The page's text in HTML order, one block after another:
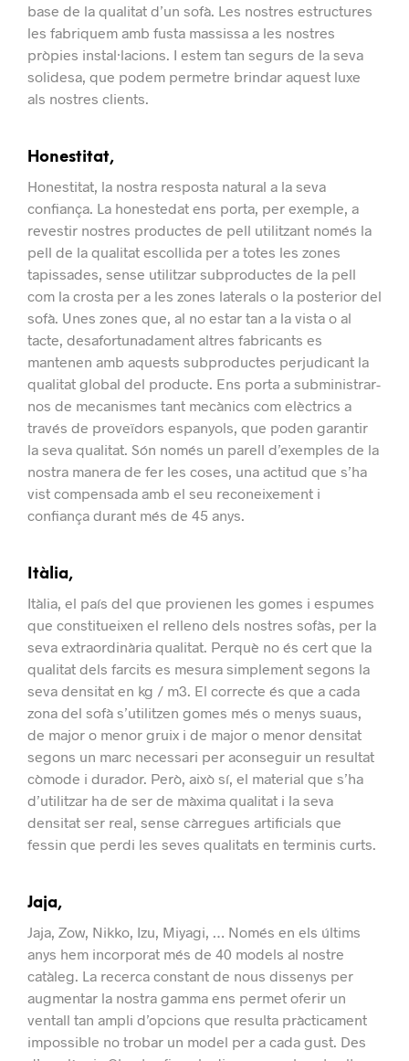
base de la qualitat d’un sofà. Les nostres estructures
les fabriquem amb fusta massissa a les nostres
pròpies instal·lacions. I estem tan segurs de la seva
solidesa, que podem permetre brindar aquest luxe
als nostres clients.
Honestitat,
Honestitat, la nostra resposta natural a la seva
confiança. La honestedat ens porta, per exemple, a
revestir nostres productes de pell utilitzant només la
pell de la qualitat escollida per a totes les zones
tapissades, sense utilitzar subproductes de la pell
com la crosta per a les zones laterals o la posterior del
sofà. Unes zones que, al no estar tan a la vista o al
tacte, desafortunadament altres fabricants es
mantenen amb aquests subproductes perjudicant la
qualitat global del producte. Ens porta a subministrar-
nos de mecanismes tant mecànics com elèctrics a
través de proveïdors espanyols, que poden garantir
la seva qualitat. Són només un parell d’exemples de la
nostra manera de fer les coses, una actitud que s’ha
vist compensada amb el seu reconeixement i
confiança durant més de 45 anys.
Itàlia,
Itàlia, el país del que provienen les gomes i espumes
que constitueixen el relleno dels nostres sofàs, per la
seva extraordinària qualitat. Perquè no és cert que la
qualitat dels farcits es mesura simplement segons la
seva densitat en kg / m3. El correcte és que a cada
zona del sofà s’utilitzen gomes més o menys suaus,
de major o menor gruix i de major o menor densitat
segons un marc necessari per aconseguir un resultat
còmode i durador. Però, això sí, el material que s’ha
d’utilitzar ha de ser de màxima qualitat i la seva
densitat ser real, sense càrregues artificials que
fessin que perdi les seves qualitats en terminis curts.
Jaja,
Jaja, Zow, Nikko, Izu, Miyagi, … Només en els últims
anys hem incorporat més de 40 models al nostre
catàleg. La recerca constant de nous dissenys per
augmentar la nostra gamma ens permet oferir un
ventall tan ampli d’opcions que resulta pràcticament
impossible no trobar un model per a cada gust. Des